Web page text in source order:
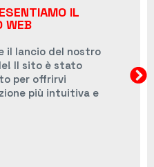
SUPER
secche. Macchina
le zolle provenienti
essere accettate
successive come